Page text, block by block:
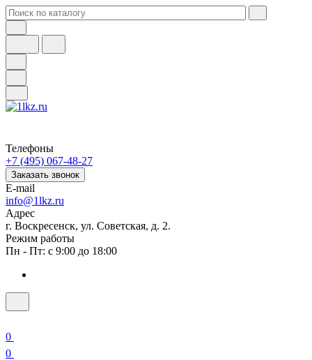
Телефоны
+7 (495) 067-48-27
Заказать звонок
E-mail
info@1lkz.ru
Адрес
г. Воскресенск, ул. Советская, д. 2.
Режим работы
Пн - Пт: с 9:00 до 18:00
0
0